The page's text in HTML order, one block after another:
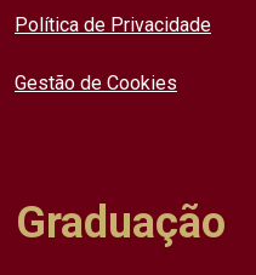
Política de Privacidade
Gestão de Cookies
Graduação